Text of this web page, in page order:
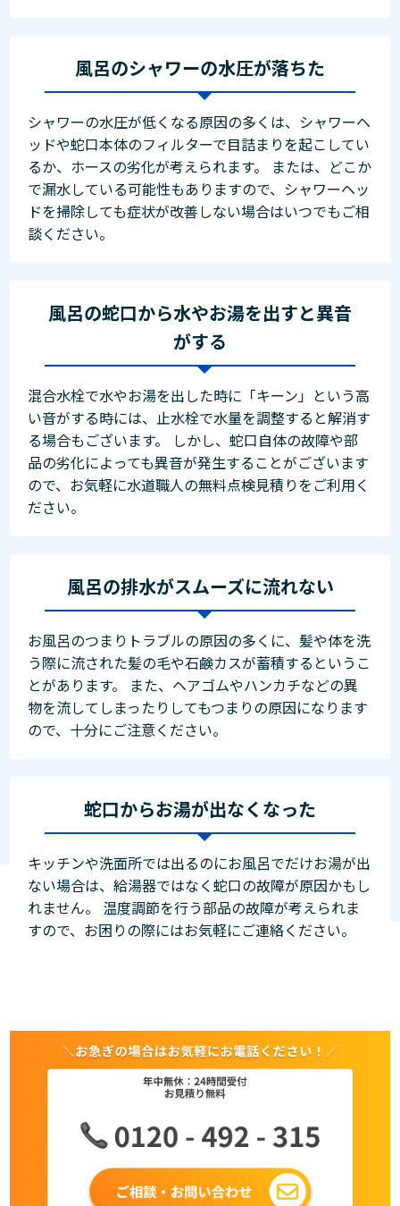
風呂のシャワーの水圧が落ちた
シャワーの水圧が低くなる原因の多くは、シャワーヘ
ッドや蛇口本体のフィルターで目詰まりを起こしてい
るか、ホースの劣化が考えられます。 または、どこか
で漏水している可能性もありますので、シャワーヘッ
ドを掃除しても症状が改善しない場合はいつでもご相
談ください。
風呂の蛇口から水やお湯を出すと異音
がする
混合水栓で水やお湯を出した時に「キーン」という高
い音がする時には、止水栓で水量を調整すると解消す
る場合もございます。 しかし、蛇口自体の故障や部
品の劣化によっても異音が発生することがございます
ので、お気軽に水道職人の無料点検見積りをご利用く
ださい。
風呂の排水がスムーズに流れない
お風呂のつまりトラブルの原因の多くに、髪や体を洗
う際に流された髪の毛や石鹸カスが蓄積するというこ
とがあります。 また、ヘアゴムやハンカチなどの異
物を流してしまったりしてもつまりの原因になります
ので、十分にご注意ください。
蛇口からお湯が出なくなった
キッチンや洗面所では出るのにお風呂でだけお湯が出
ない場合は、給湯器ではなく蛇口の故障が原因かもし
れません。 温度調節を行う部品の故障が考えられま
すので、お困りの際にはお気軽にご連絡ください。